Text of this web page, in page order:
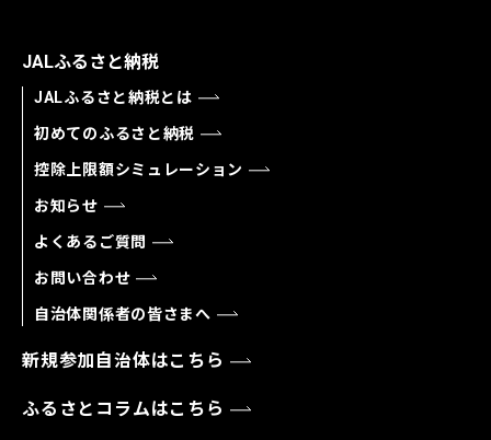
JALふるさと納税
JALふるさと納税とは
初めてのふるさと納税
控除上限額シミュレーション
お知らせ
よくあるご質問
お問い合わせ
自治体関係者の皆さまへ
新規参加自治体はこちら
ふるさとコラムはこちら